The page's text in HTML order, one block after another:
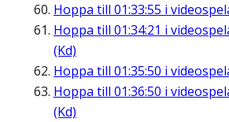
Hoppa till 01:33:55 i
Hoppa till 01:34:21 i
(Kd)
Hoppa till 01:35:50 i
Hoppa till 01:36:50 i
(Kd)